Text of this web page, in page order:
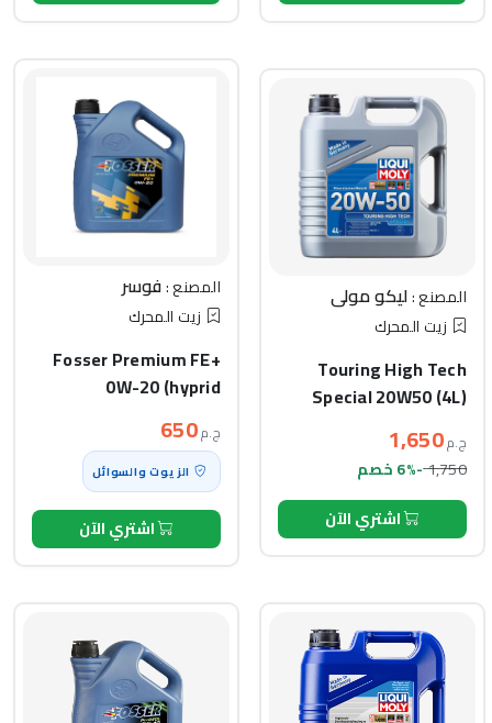
المصنع :ليكو مولي
زيت المحرك
Touring High Tech
Special 20W50 (4L)
ج.م1,650
1,750-6% خصم
اشتري الآن
المصنع :فوسر
زيت المحرك
Fosser Premium FE+
0W-20 (hyprid
(1L)
ج.م650
الزيوت والسوائل
اشتري الآن